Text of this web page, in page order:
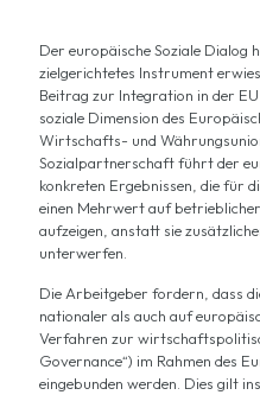
Der europäische Soziale Dialog
zielgerichtetes Instrument
Beitrag zur Integration in der
soziale Dimension des
Wirtschafts- und
Sozialpartnerschaft führt der
konkreten Ergebnissen, die für
einen Mehrwert auf
aufzeigen, anstatt sie
unterwerfen.
Die Arbeitgeber fordern, dass
nationaler als auch auf
Verfahren zur
Governance“) im Rahmen des
eingebunden werden. Dies gilt